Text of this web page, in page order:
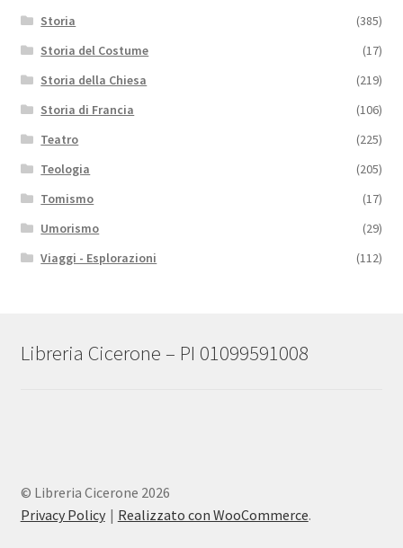
Storia
(385)
Storia del Costume
(17)
Storia della Chiesa
(219)
Storia di Francia
(106)
Teatro
(225)
Teologia
(205)
Tomismo
(17)
Umorismo
(29)
Viaggi - Esplorazioni
(112)
Libreria Cicerone – PI 01099591008
© Libreria Cicerone 2026
Privacy Policy
Realizzato con WooCommerce.